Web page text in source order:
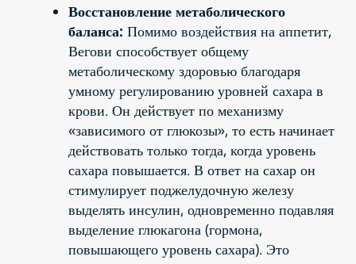
Восстановление метаболического
баланса: Помимо воздействия на аппетит,
Вегови способствует общему
метаболическому здоровью благодаря
умному регулированию уровней сахара в
крови. Он действует по механизму
«зависимого от глюкозы», то есть начинает
действовать только тогда, когда уровень
сахара повышается. В ответ на сахар он
стимулирует поджелудочную железу
выделять инсулин, одновременно подавляя
выделение глюкагона (гормона,
повышающего уровень сахара). Это